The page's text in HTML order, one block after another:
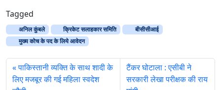
a
d
i
n
g
…
Tagged
अनिल कुंबले क्रिकेट सलाहकार समिति
बीसीसीआई
मुख्य कोच के पद के लिये आवेदन
पाकिस्तानी व्यक्ति के साथ शादी के
लिए मजबूर की गई महिला स्वदेश
टैंकर घोटाला : एसीबी ने
सरकारी लेखा परीक्षक की राय